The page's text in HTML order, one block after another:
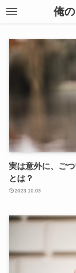
俺
実は意外に、ご
とは？
2023.10.03